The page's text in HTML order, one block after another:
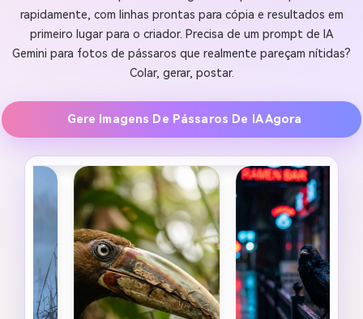
rapidamente, com linhas prontas para cópia e resultados em
primeiro lugar para o criador. Precisa de um prompt de IA
Gemini para fotos de pássaros que realmente pareçam nítidas?
Colar, gerar, postar.
Gere Imagens De Pássaros De IA Agora